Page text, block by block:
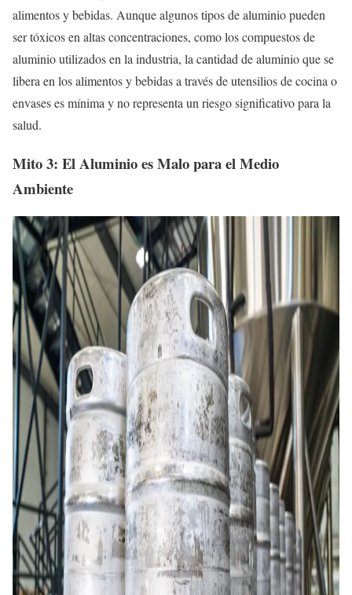
alimentos y bebidas. Aunque algunos tipos de aluminio pueden
ser tóxicos en altas concentraciones, como los compuestos de
aluminio utilizados en la industria, la cantidad de aluminio que se
libera en los alimentos y bebidas a través de utensilios de cocina o
envases es mínima y no representa un riesgo significativo para la
salud.
Mito 3: El Aluminio es Malo para el Medio
Ambiente